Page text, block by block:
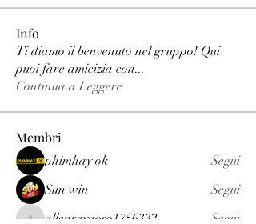
Info
Ti diamo il benvenuto nel gruppo! Qui
puoi fare amicizia con...
Continua a Leggere
Membri
phimhay ok
Segui
Sun win
Segui
allenreynoso1756332 Segui